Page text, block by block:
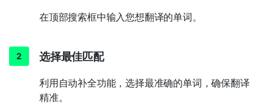
在顶部搜索框中输入您想翻译的单词。
选择最佳匹配
利用自动补全功能，选择最准确的单词，确保翻译
精准。